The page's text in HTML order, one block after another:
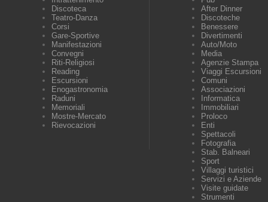
Discoteca
Teatro-Danza
Corsi
Gare-Sportive
Manifestazioni
Convegni
Riti-Religiosi
Reading
Escursioni
Enogastronomia
Raduni
Memoriali
Mostre-Mercato
Rievocazioni
After Dinner
Discoteche
Benessere
Divertimenti
Auto/Moto
Media
Agenzie Stampa
Viaggi Escursioni
Comuni
Associazioni
Informatica
Immobiliari
Proloco
Enti
Spettacoli
Fotografia
Stab. Balneari
Sport
Villaggi turistici
Servizi e Aziende
Visite guidate
Strumenti